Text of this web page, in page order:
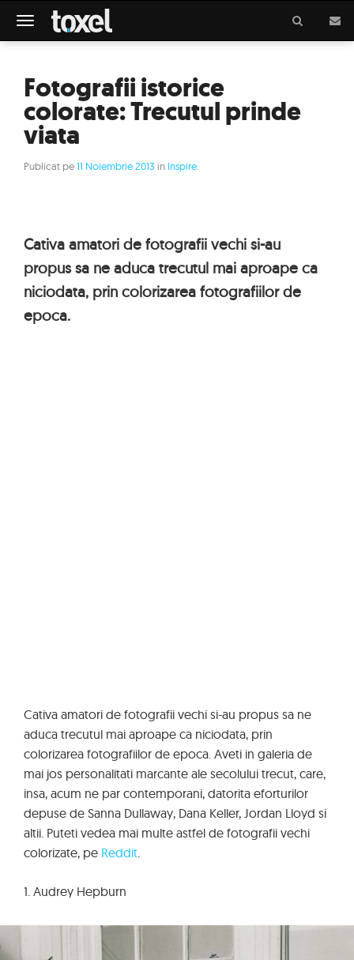
Meniu
Fotografii istorice
colorate: Trecutul prinde
viata
Publicat pe11 Noiembrie 2013 in Inspire
Cativa amatori de fotografii vechi si-au
propus sa ne aduca trecutul mai aproape ca
niciodata, prin colorizarea fotografiilor de
epoca.
Cativa amatori de fotografii vechi si-au propus sa ne
aduca trecutul mai aproape ca niciodata, prin
colorizarea fotografiilor de epoca. Aveti in galeria de
mai jos personalitati marcante ale secolului trecut, care,
insa, acum ne par contemporani, datorita eforturilor
depuse de Sanna Dullaway, Dana Keller, Jordan Lloyd si
altii. Puteti vedea mai multe astfel de fotografii vechi
colorizate, pe Reddit.
1. Audrey Hepburn